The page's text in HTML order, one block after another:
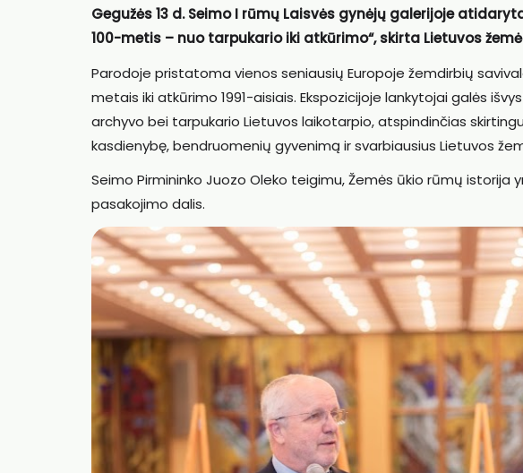
Gegužės 13 d. Seimo I rūmų Laisvės gynėjų galerijoje
100-metis – nuo tarpukario iki atkūrimo“, skirta Lietuvos
Parodoje pristatoma vienos seniausių Europoje žemdirbių
metais iki atkūrimo 1991-aisiais. Ekspozicijoje lankytojai galės
archyvo bei tarpukario Lietuvos laikotarpio, atspindinčias
kasdienybę, bendruomenių gyvenimą ir svarbiausius Lietuvos
Seimo Pirmininko Juozo Oleko teigimu, Žemės ūkio rūmų
pasakojimo dalis.